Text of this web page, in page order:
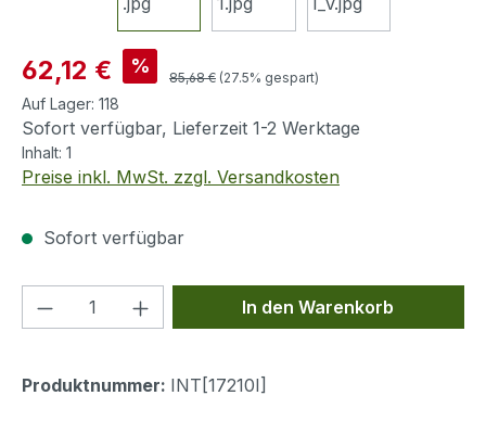
Verkaufspreis:
62,12 € % Regulärer Preis:
85,68 € (27.5% gespart)
Auf Lager: 118
Sofort verfügbar, Lieferzeit 1-2 Werktage
Inhalt: 1
Preise inkl. MwSt. zzgl. Versandkosten
Sofort verfügbar
Produkt Anzahl: Gib denIn den Warenkorb
Produktnummer: INT[17210I]